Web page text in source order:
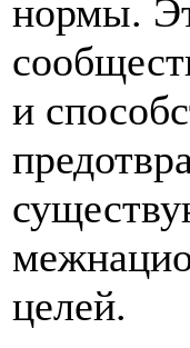
нормы.
и
целей.